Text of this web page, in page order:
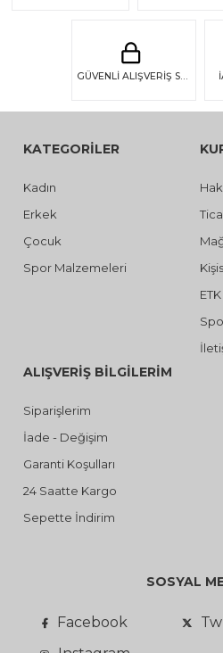
GÜVENLİ ALIŞVERİŞ SSL GÜVENLİĞİ
KATEGORİLER
Kadın
Erkek
Çocuk
Spor Malzemeleri
ALIŞVERİŞ BİLGİLERİM
Siparişlerim
İade - Değişim
Garanti Koşulları
24 Saatte Kargo
Sepette İndirim
SOSYAL
Facebook